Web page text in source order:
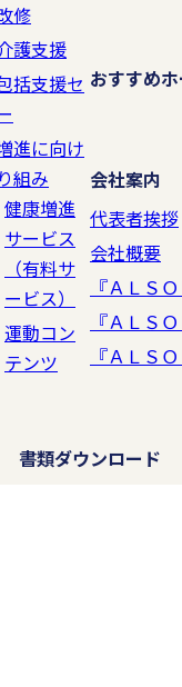
修
護支援
括支援セ
進に向け
組み
健康増進
サービス
（有料サ
ービス）
運動コン
テンツ
おすすめ
会社案内
代表者挨拶
会社概要
『ＡＬＳ
『ＡＬＳ
『ＡＬＳ
書類ダウンロード